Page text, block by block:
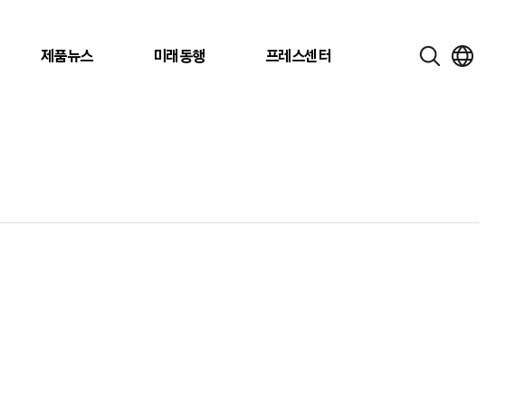
제품뉴스 미래동행 프레스센터